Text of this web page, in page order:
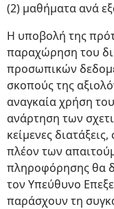
(2) μαθήματα ανά
Η υποβολή της
παραχώρηση του
προσωπικών
σκοπούς της
αναγκαία χρήση
ανάρτηση των
κείμενες
πλέον των
πληροφόρησης θα
τον Υπεύθυνο
παράσχουν τη